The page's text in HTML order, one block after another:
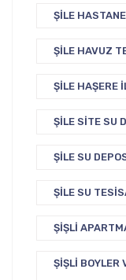
ŞILE
ŞILE HAVUZ
ŞILE HAŞERE
ŞILE SITE SU
ŞILE SU
ŞILE SU
ŞIŞLI
ŞIŞLI BOYLER